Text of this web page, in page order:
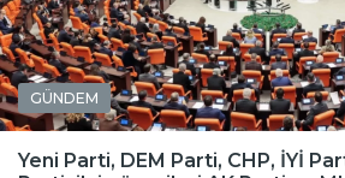
GÜNDEM
Yeni Parti, DEM Parti, CHP, İYİ